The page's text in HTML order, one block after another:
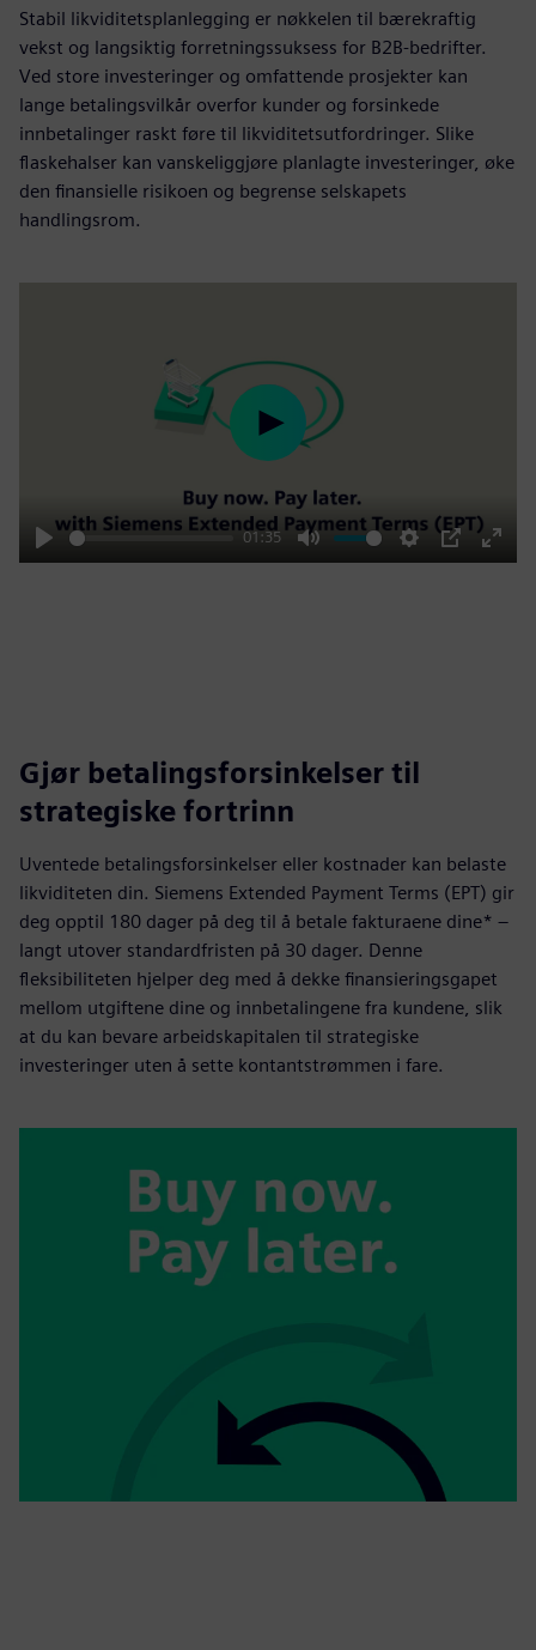
Stabil likviditetsplanlegging er nøkkelen til bærekraftig
vekst og langsiktig forretningssuksess for B2B‑bedrifter.
Ved store investeringer og omfattende prosjekter kan
lange betalingsvilkår overfor kunder og forsinkede
innbetalinger raskt føre til likviditetsutfordringer. Slike
flaskehalser kan vanskeliggjøre planlagte investeringer, øke
den finansielle risikoen og begrense selskapets
handlingsrom.
Play
01:35
Mute Settings
PIP
Enter
Play
Gjør betalingsforsinkelser til
strategiske fortrinn
Uventede betalingsforsinkelser eller kostnader kan belaste
likviditeten din. Siemens Extended Payment Terms (EPT) gir
deg opptil 180 dager på deg til å betale fakturaene dine* –
langt utover standardfristen på 30 dager. Denne
fleksibiliteten hjelper deg med å dekke finansieringsgapet
mellom utgiftene dine og innbetalingene fra kundene, slik
at du kan bevare arbeidskapitalen til strategiske
investeringer uten å sette kontantstrømmen i fare.